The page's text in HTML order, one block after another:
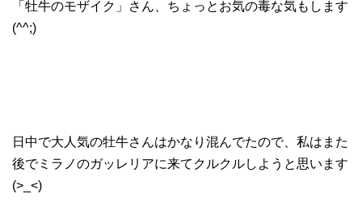
「牡牛のモザイク」さん、ちょっとお気の毒な気もします
(^^;)
日中で大人気の牡牛さんはかなり混んでたので、私はまた
後でミラノのガッレリアに来てクルクルしようと思います
(>_<)